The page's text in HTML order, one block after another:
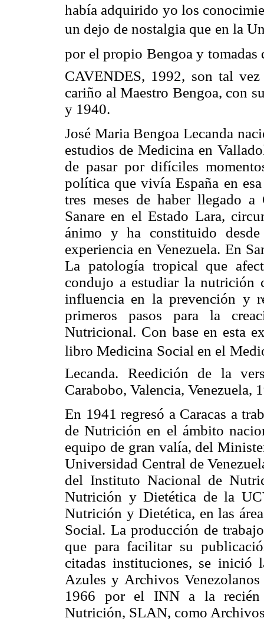
había adquirido yo los
un dejo de nostalgia que en la
por el propio Bengoa y tomadas
CAVENDES, 1992, son tal
cariño al Maestro Bengoa, con
y 1940.
José Maria Bengoa Lecanda
estudios de Medicina en
de pasar por difíciles
política que vivía España en
tres meses de haber llegado
Sanare en el Estado Lara,
ánimo y ha constituido
experiencia en Venezuela. En
La patología tropical que
condujo a estudiar la nutrición
influencia en la prevención y
primeros pasos para la
Nutricional. Con base en esta
libro Medicina Social en el
Lecanda. Reedición de la
Carabobo, Valencia, Venezuela,
En 1941 regresó a Caracas a
de Nutrición en el ámbito
equipo de gran valía, del
Universidad Central de
del Instituto Nacional de
Nutrición y Dietética de la
Nutrición y Dietética, en las
Social. La producción de
que para facilitar su
citadas instituciones, se inició
Azules y Archivos
1966 por el INN a la recién
Nutrición, SLAN, como